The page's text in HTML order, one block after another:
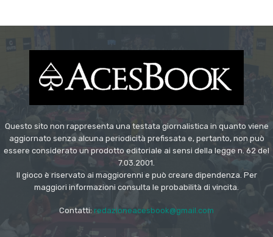
Questo sito non rappresenta una testata giornalistica in quanto viene
aggiornato senza alcuna periodicità prefissata e, pertanto, non può
essere considerato un prodotto editoriale ai sensi della legge n. 62 del
7.03.2001.
Il gioco è riservato ai maggiorenni e può creare dipendenza. Per
maggiori informazioni consulta le probabilità di vincita.
Contatti: redazioneacesbook@gmail.com